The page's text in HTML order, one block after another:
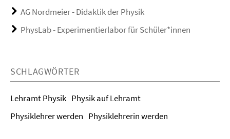
AG Nordmeier - Didaktik der Physik
PhysLab - Experimentierlabor für Schüler*innen
SCHLAGWÖRTER
Lehramt Physik Physik auf Lehramt
Physiklehrer werden Physiklehrerin werden